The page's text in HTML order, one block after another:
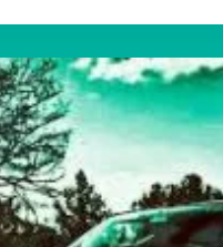
𝗜𝗻𝘀𝘁𝗮
𝗖𝗹𝗶𝗽